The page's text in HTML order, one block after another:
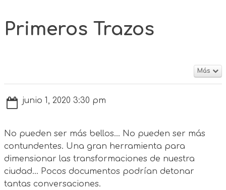
Primeros Trazos
Más
junio 1, 2020 3:30 pm
No pueden ser más bellos... No pueden ser más
contundentes. Una gran herramienta para
dimensionar las transformaciones de nuestra
ciudad... Pocos documentos podrían detonar
tantas conversaciones.